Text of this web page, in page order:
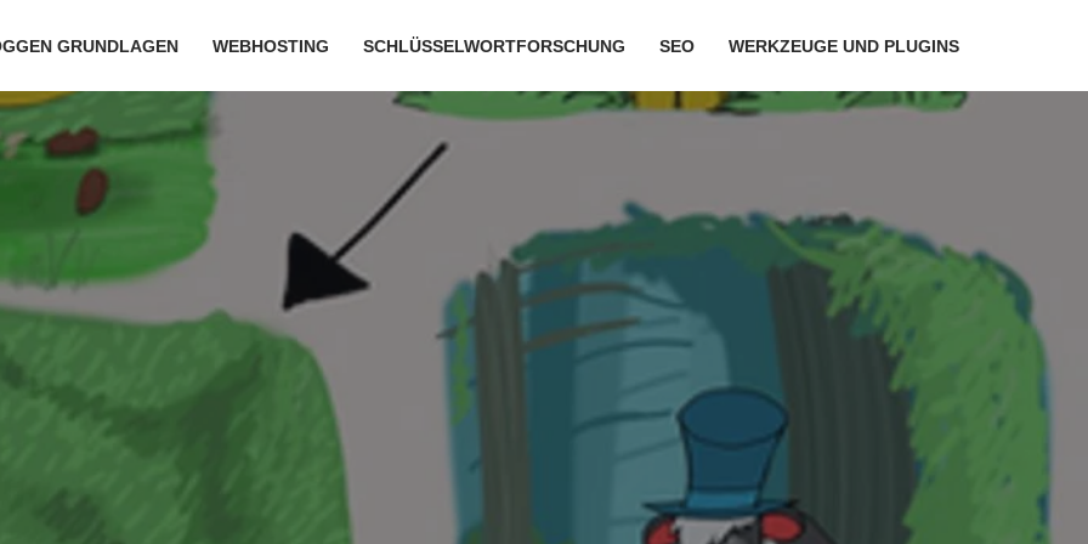
GRUNDLAGEN WEBHOSTING SCHLÜSSELWORTFORSCHUNG SEO WERKZEUGE UND PLUGINS